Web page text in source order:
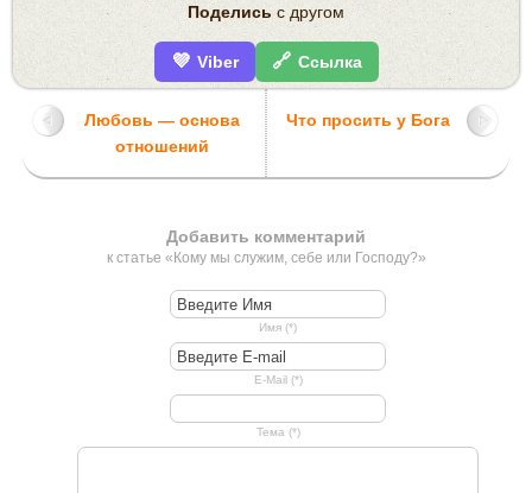
Поделись с другом
💜 Viber 🔗 Ссылка
Любовь — основа
отношений
Что просить у Бога
Добавить комментарий
к статье «Кому мы служим, себе или Господу?»
Имя (*)
E-Mail (*)
Тема (*)